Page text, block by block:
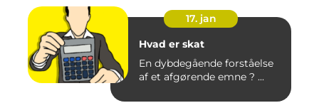
17. jan
Hvad er skat
En dybdegående forståelse
af et afgørende emne ? ...